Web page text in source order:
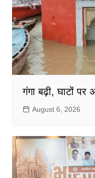
गंगा बढ़ी, घाटों पर
August 6, 2026